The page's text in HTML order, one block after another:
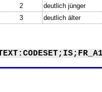
2
deutlich jünger
3 deutlich älter